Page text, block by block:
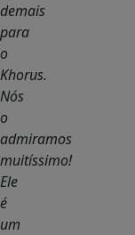
demais
para
o
Khorus.
Nós
o
admiramos
muitíssimo!
Ele
é
um